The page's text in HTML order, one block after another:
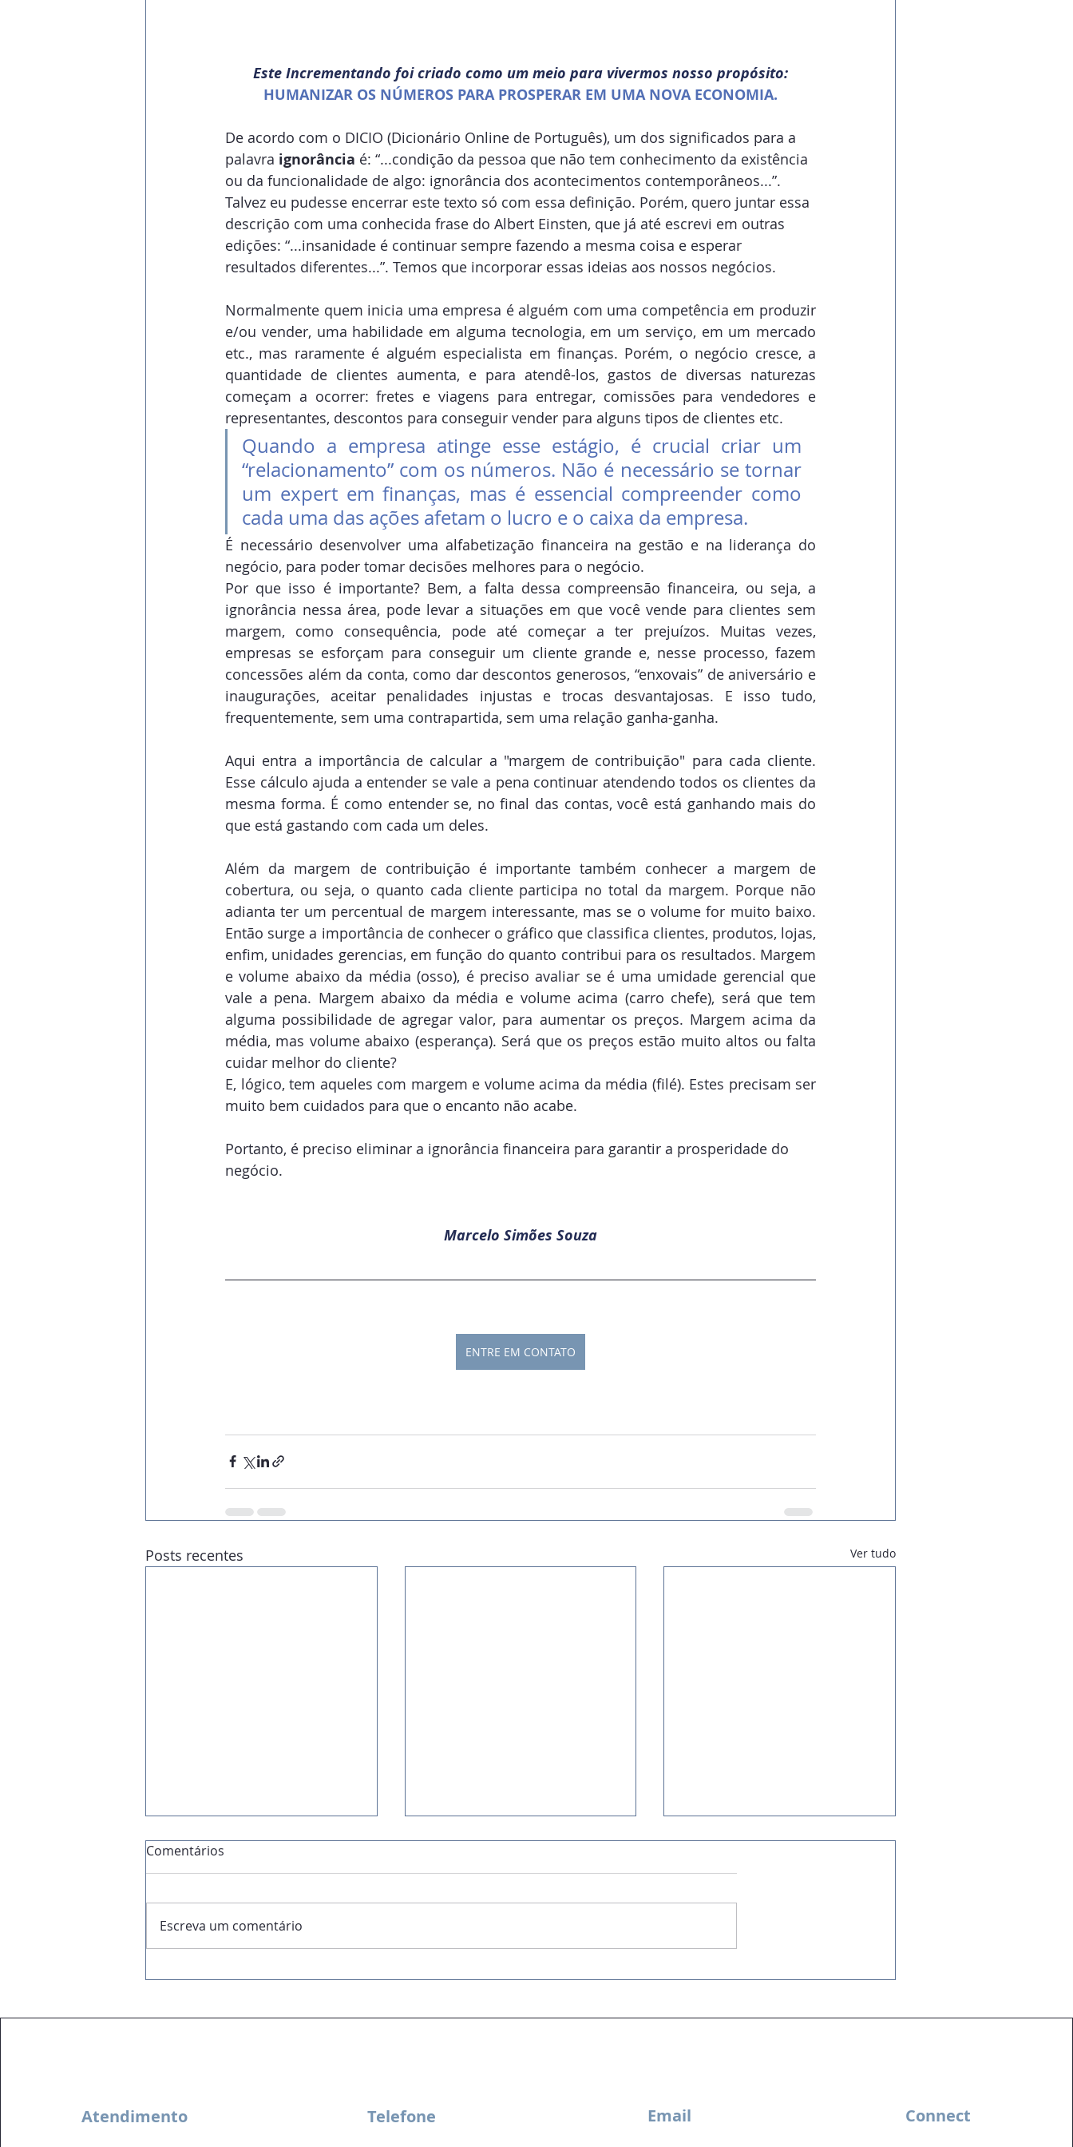
Este Incrementando foi criado como um meio para vivermos nosso propósito:
HUMANIZAR OS NÚMEROS PARA PROSPERAR EM UMA NOVA ECONOMIA.
De acordo com o DICIO (Dicionário Online de Português), um dos significados para a
palavra ignorância é: “...condição da pessoa que não tem conhecimento da existência
ou da funcionalidade de algo: ignorância dos acontecimentos contemporâneos...”.
Talvez eu pudesse encerrar este texto só com essa definição. Porém, quero juntar essa
descrição com uma conhecida frase do Albert Einsten, que já até escrevi em outras
edições: “...insanidade é continuar sempre fazendo a mesma coisa e esperar
resultados diferentes...”. Temos que incorporar essas ideias aos nossos negócios.
Normalmente quem inicia uma empresa é alguém com uma competência em produzir
e/ou vender, uma habilidade em alguma tecnologia, em um serviço, em um mercado
etc., mas raramente é alguém especialista em finanças. Porém, o negócio cresce, a
quantidade de clientes aumenta, e para atendê-los, gastos de diversas naturezas
começam a ocorrer: fretes e viagens para entregar, comissões para vendedores e
representantes, descontos para conseguir vender para alguns tipos de clientes etc.
Quando a empresa atinge esse estágio, é crucial criar um
“relacionamento” com os números. Não é necessário se tornar
um expert em finanças, mas é essencial compreender como
cada uma das ações afetam o lucro e o caixa da empresa.
É necessário desenvolver uma alfabetização financeira na gestão e na liderança do
negócio, para poder tomar decisões melhores para o negócio.
Por que isso é importante? Bem, a falta dessa compreensão financeira, ou seja, a
ignorância nessa área, pode levar a situações em que você vende para clientes sem
margem, como consequência, pode até começar a ter prejuízos. Muitas vezes,
empresas se esforçam para conseguir um cliente grande e, nesse processo, fazem
concessões além da conta, como dar descontos generosos, “enxovais” de aniversário e
inaugurações, aceitar penalidades injustas e trocas desvantajosas. E isso tudo,
frequentemente, sem uma contrapartida, sem uma relação ganha-ganha.
Aqui entra a importância de calcular a "margem de contribuição" para cada cliente.
Esse cálculo ajuda a entender se vale a pena continuar atendendo todos os clientes da
mesma forma. É como entender se, no final das contas, você está ganhando mais do
que está gastando com cada um deles.
Além da margem de contribuição é importante também conhecer a margem de
cobertura, ou seja, o quanto cada cliente participa no total da margem. Porque não
adianta ter um percentual de margem interessante, mas se o volume for muito baixo.
Então surge a importância de conhecer o gráfico que classifica clientes, produtos, lojas,
enfim, unidades gerencias, em função do quanto contribui para os resultados. Margem
e volume abaixo da média (osso), é preciso avaliar se é uma umidade gerencial que
vale a pena. Margem abaixo da média e volume acima (carro chefe), será que tem
alguma possibilidade de agregar valor, para aumentar os preços. Margem acima da
média, mas volume abaixo (esperança). Será que os preços estão muito altos ou falta
cuidar melhor do cliente?
E, lógico, tem aqueles com margem e volume acima da média (filé). Estes precisam ser
muito bem cuidados para que o encanto não acabe.
Portanto, é preciso eliminar a ignorância financeira para garantir a prosperidade do
negócio.
Marcelo Simões Souza
ENTRE EM CONTATO
Posts recentes Ver tudo
Análise de Viabilidade:
essencial fazer conta.
Do faturamento ao caixa – a
Cultura de Resultados na
mostram entregas.
Comentários
Escreva um comentário
Atendimento Telefone Email Connect